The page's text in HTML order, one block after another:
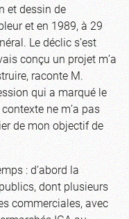
et dessin de
et en 1989, à 29
Le déclic s’est
conçu un projet m’a
raconte M.
qui a marqué le
ne m’a pas
de mon objectif de
: d’abord la
dont plusieurs
commerciales, avec